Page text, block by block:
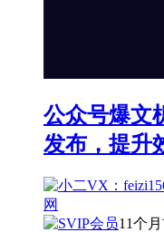
公众号爆文
发布，提升
11个